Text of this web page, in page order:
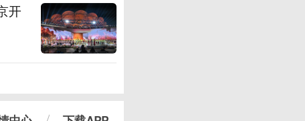
开